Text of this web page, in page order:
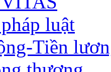
luật
Tiền